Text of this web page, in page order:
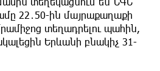
22․50-ին մայրաքաղաքի
տեղադրելու պահին,
Երևանի բնակիչ 31-